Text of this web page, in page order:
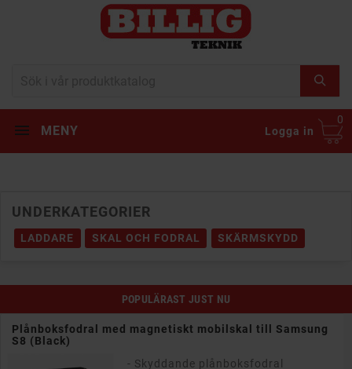
MENY Logga in
0
UNDERKATEGORIER
LADDARE SKAL OCH FODRAL SKÄRMSKYDD
POPULÄRAST JUST NU
Merskal 3D skärmskydd med härdat glas till Samsung
Galaxy S8 med fingerprint